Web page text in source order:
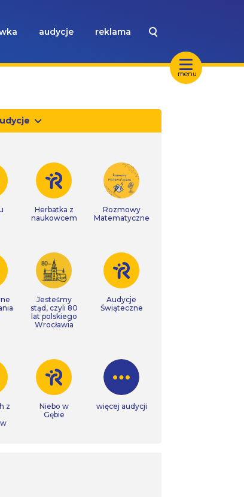
menu
audycje reklama
Herbatka z
naukowcem
Rozmowy
Matematyczne
Jesteśmy
stąd, czyli 80
lat polskiego
Wrocławia
Audycje
Świąteczne
z
Niebo w
Gębie
więcej audycji